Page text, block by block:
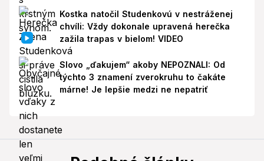
Kostka natočil Studenkovú v nestráženej
chvíli: Vždy dokonale upravená herečka
zažila trapas v bielom! VIDEO
Slovo „ďakujem“ akoby NEPOZNALI: Od
týchto 3 znamení zverokruhu to čakáte
márne! Je lepšie medzi ne nepatriť